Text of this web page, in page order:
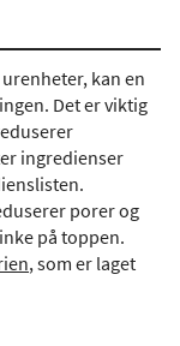
kan en
Det er viktig
ingredienser
porer og
på toppen.
, som er laget